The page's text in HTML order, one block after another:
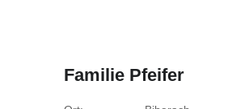
Familie Pfeifer